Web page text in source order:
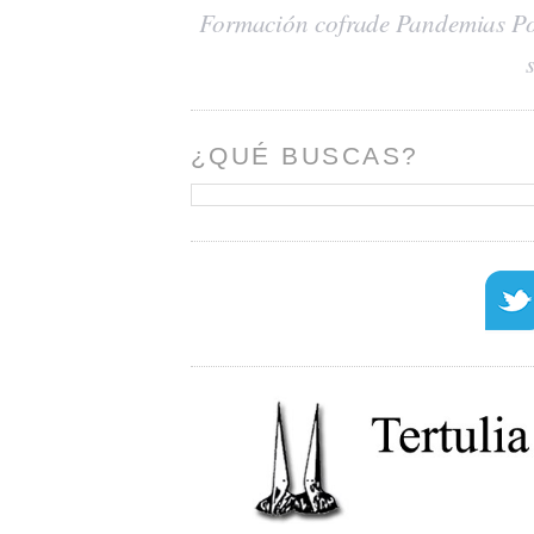
Formación cofradePandemias
¿QUÉ BUSCAS?